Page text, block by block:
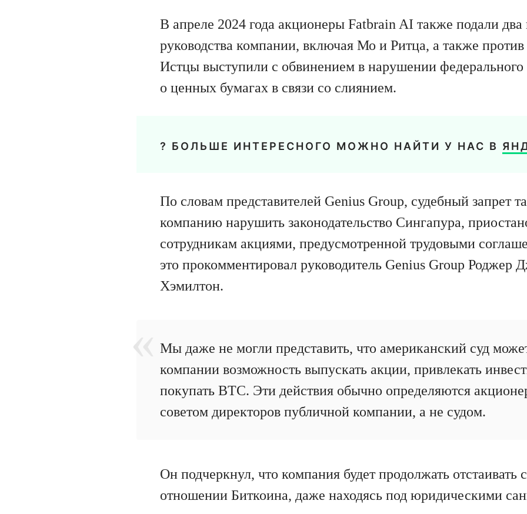
В апреле 2024 года акционеры Fatbrain AI также подали два
руководства компании, включая Мо и Ритца, а также
Истцы выступили с обвинением в нарушении федерального
о ценных бумагах в связи со слиянием.
? БОЛЬШЕ ИНТЕРЕСНОГО МОЖНО НАЙТИ У НАС В
По словам представителей Genius Group, судебный запрет
компанию нарушить законодательство Сингапура,
сотрудникам акциями, предусмотренной трудовыми
это прокомментировал руководитель Genius Group Роджер
Хэмилтон.
Мы даже не могли представить, что американский суд
компании возможность выпускать акции, привлекать
покупать BTC. Эти действия обычно определяются
советом директоров публичной компании, а не судом.
Он подчеркнул, что компания будет продолжать
отношении Биткоина, даже находясь под юридическими